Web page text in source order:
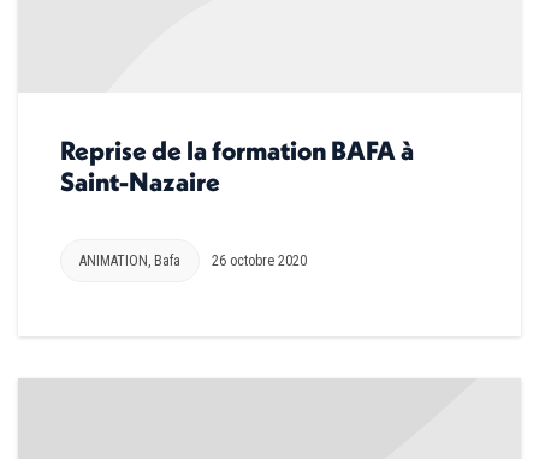
Reprise de la formation BAFA à
Saint-Nazaire
ANIMATION , Bafa 26 octobre 2020